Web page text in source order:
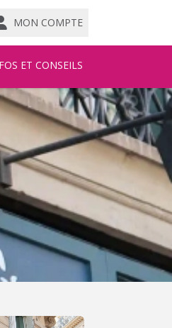
MON COMPTE
ET CONSEILS